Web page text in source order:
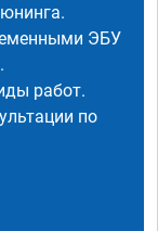
ЭБУ
работ.
по